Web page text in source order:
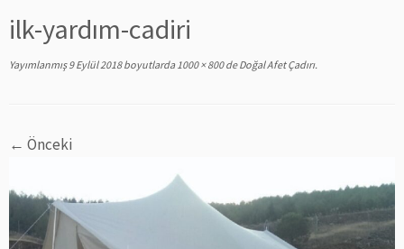
ilk-yardım-cadiri
Yayımlanmış 9 Eylül 2018boyutlarda1000 × 800deDoğal Afet Çadırı.
← Önceki